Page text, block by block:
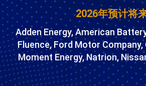
2026年预计将
Adden Energy, American
Fluence, Ford Motor
Moment Energy, Natrion,